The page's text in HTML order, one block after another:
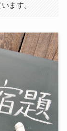
ます。